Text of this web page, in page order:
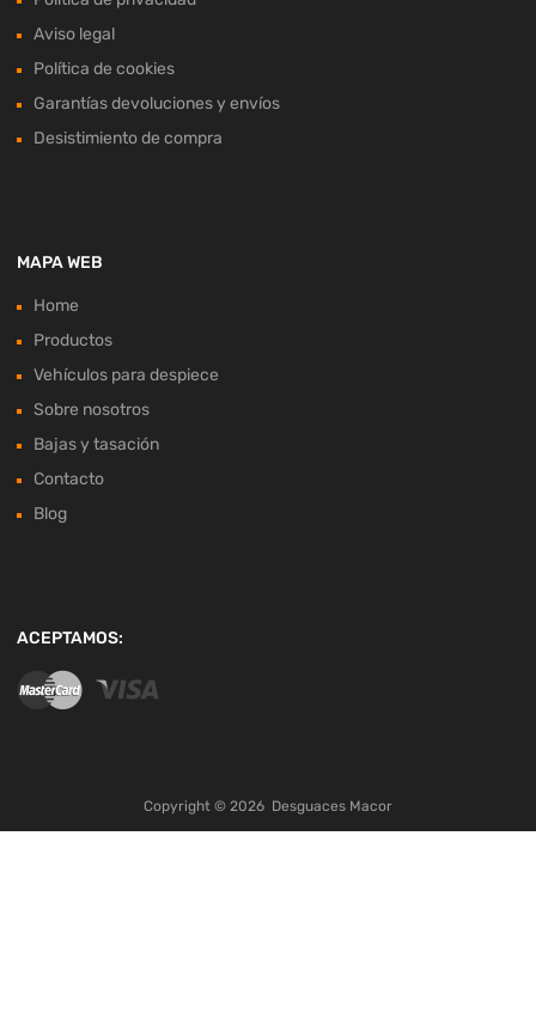
Aviso legal
Política de cookies
Garantías devoluciones y envíos
Desistimiento de compra
MAPA WEB
Home
Productos
Vehículos para despiece
Sobre nosotros
Bajas y tasación
Contacto
Blog
ACEPTAMOS:
Copyright © 2026 Desguaces Macor